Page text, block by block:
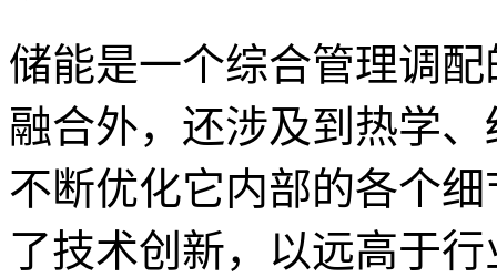
储能是一个综合管理调
融合外，还涉及到热学
不断优化它内部的各个
了技术创新，以远高于